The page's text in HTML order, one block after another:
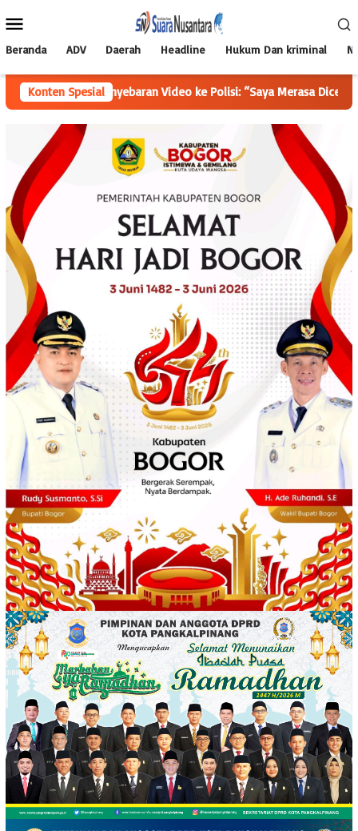
ke
Mobile
Beranda ADV Daerah Headline Hukum Dan kriminal
Konten Spesial
Penyebaran Video ke Polisi: “Saya Merasa Dicemarkan